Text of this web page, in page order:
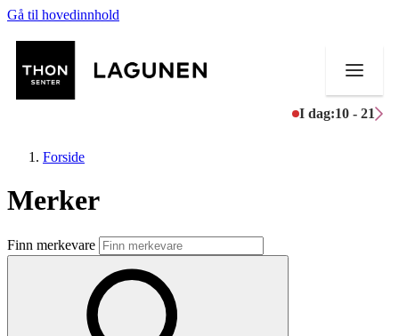
Gå til hovedinnhold
I dag:10 - 21
Butikker
Mat og drikke
Forside
Merker
Finn merkevare